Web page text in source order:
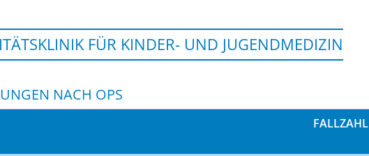
FÜR KINDER- UND JUGENDMEDIZIN
NACH OPS
FALLZAHL